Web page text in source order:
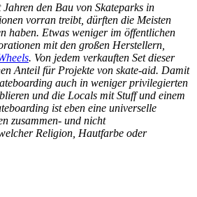
Jahren den Bau von Skateparks in
vorran treibt, dürften die Meisten
haben. Etwas weniger im öffentlichen
mit den großen Herstellern,
. Von jedem verkauften Set dieser
Anteil für Projekte von skate-aid. Damit
auch in weniger privilegierten
und die Locals mit Stuff und einem
ist eben eine universelle
zusammen- und nicht
Religion, Hautfarbe oder